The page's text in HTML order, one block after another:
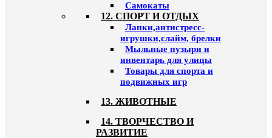
Самокаты
12. СПОРТ И ОТДЫХ
Лапки,антистресс-
игрушки,слайм, брелки
Мыльные пузыри и
инвентарь для улицы
Товары для спорта и
подвижных игр
13. ЖИВОТНЫЕ
14. ТВОРЧЕСТВО И
РАЗВИТИЕ